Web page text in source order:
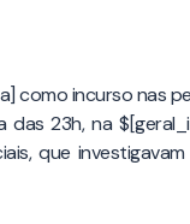
como incurso nas
23h, na
que